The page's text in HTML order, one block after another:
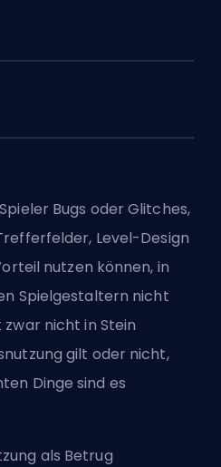
Bugs oder Glitches,
Level-Design
nutzen können, in
Spielgestaltern nicht
zwar nicht in Stein
gilt oder nicht,
Dinge sind es
als Betrug